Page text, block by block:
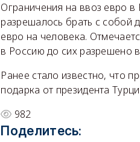
Ограничения на ввоз евро в
разрешалось брать с собой
евро на человека.
в Россию до сих разрешено
Ранее стало известно, что
подарка от президента
982
Поделитесь: